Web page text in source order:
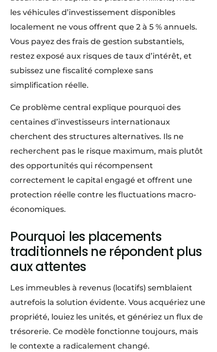
les véhicules d’investissement disponibles
localement ne vous offrent que 2 à 5 % annuels.
Vous payez des frais de gestion substantiels,
restez exposé aux risques de taux d’intérêt, et
subissez une fiscalité complexe sans
simplification réelle.
Ce problème central explique pourquoi des
centaines d’investisseurs internationaux
cherchent des structures alternatives. Ils ne
recherchent pas le risque maximum, mais plutôt
des opportunités qui récompensent
correctement le capital engagé et offrent une
protection réelle contre les fluctuations macro-
économiques.
Pourquoi les placements
traditionnels ne répondent plus
aux attentes
Les immeubles à revenus (locatifs) semblaient
autrefois la solution évidente. Vous acquériez une
propriété, louiez les unités, et génériez un flux de
trésorerie. Ce modèle fonctionne toujours, mais
le contexte a radicalement changé.